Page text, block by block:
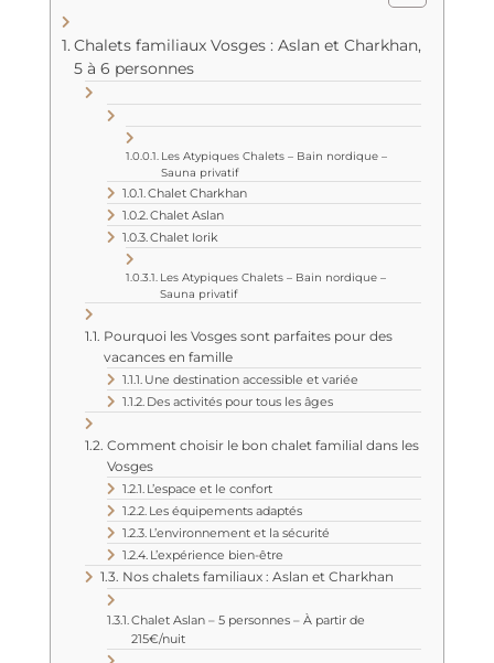
Chalets familiaux Vosges : Aslan et Charkhan,
5 à 6 personnes
Les Atypiques Chalets – Bain nordique –
Sauna privatif
Chalet Charkhan
Chalet Aslan
Chalet Iorik
Les Atypiques Chalets – Bain nordique –
Sauna privatif
Pourquoi les Vosges sont parfaites pour des
vacances en famille
Une destination accessible et variée
Des activités pour tous les âges
Comment choisir le bon chalet familial dans les
Vosges
L’espace et le confort
Les équipements adaptés
L’environnement et la sécurité
L’expérience bien-être
Nos chalets familiaux : Aslan et Charkhan
Chalet Aslan – 5 personnes – À partir de
215€/nuit